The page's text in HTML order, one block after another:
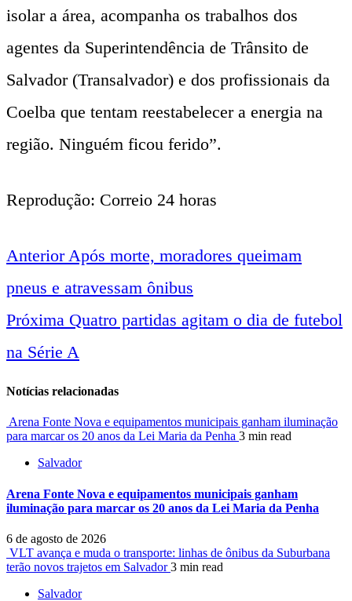
isolar a área, acompanha os trabalhos dos
agentes da Superintendência de Trânsito de
Salvador (Transalvador) e dos profissionais da
Coelba que tentam reestabelecer a energia na
região. Ninguém ficou ferido”.
Reprodução: Correio 24 horas
Navegação
entre
notícias
AnteriorApós morte, moradores queimam
pneus e atravessam ônibus
Próxima Quatro partidas agitam o dia de futebol
na Série A
Notícias relacionadas
Arena Fonte Nova e equipamentos municipais ganham iluminação
para marcar os 20 anos da Lei Maria da Penha 3 min read
Salvador
Arena Fonte Nova e equipamentos municipais ganham
iluminação para marcar os 20 anos da Lei Maria da Penha
6 de agosto de 2026
VLT avança e muda o transporte: linhas de ônibus da Suburbana
terão novos trajetos em Salvador3 min read
Salvador